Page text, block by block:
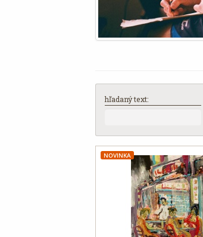
hľadaný text:
NOVINKA